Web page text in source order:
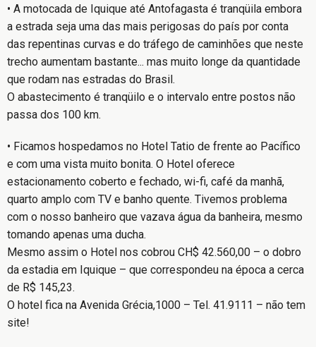
• A motocada de Iquique até Antofagasta é tranqüila embora
a estrada seja uma das mais perigosas do país por conta
das repentinas curvas e do tráfego de caminhões que neste
trecho aumentam bastante... mas muito longe da quantidade
que rodam nas estradas do Brasil.
O abastecimento é tranqüilo e o intervalo entre postos não
passa dos 100 km.
• Ficamos hospedamos no Hotel Tatio de frente ao Pacífico
e com uma vista muito bonita. O Hotel oferece
estacionamento coberto e fechado, wi-fi, café da manhã,
quarto amplo com TV e banho quente. Tivemos problema
com o nosso banheiro que vazava água da banheira, mesmo
tomando apenas uma ducha.
Mesmo assim o Hotel nos cobrou CH$ 42.560,00 – o dobro
da estadia em Iquique – que correspondeu na época a cerca
de R$ 145,23.
O hotel fica na Avenida Grécia,1000 – Tel. 41.9111 – não tem
site!